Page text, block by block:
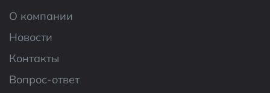
О компании
Новости
Контакты
Вопрос-ответ